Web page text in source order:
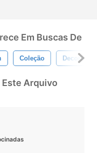
Em Buscas De
Coleção Decoração
Este Arquivo